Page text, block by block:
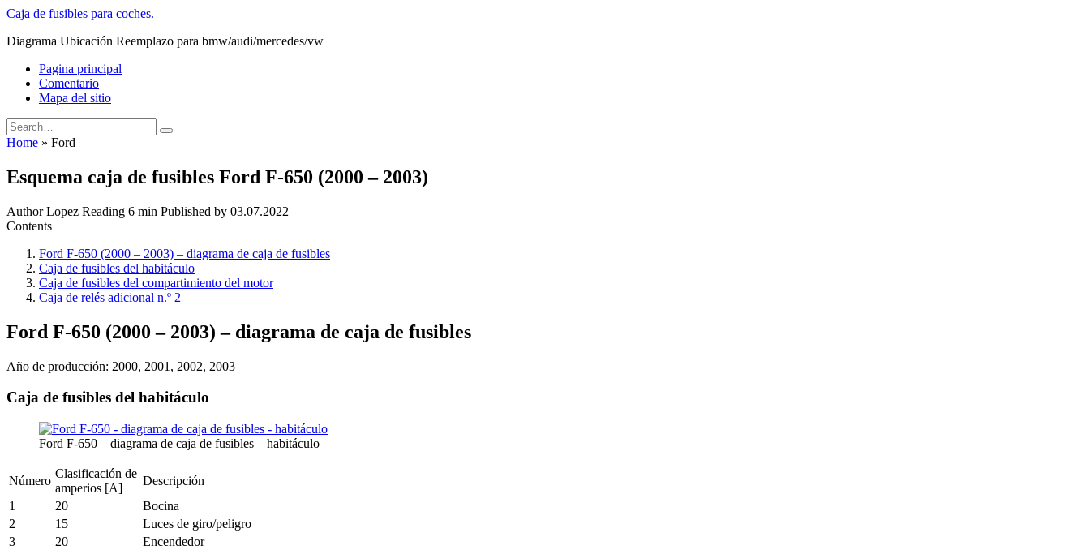
Skip
content
Caja de fusibles para coches.
Diagrama Ubicación Reemplazo para bmw/audi/mercedes/vw
Pagina principal
Comentario
Mapa del sitio
Search
for:
Home » Ford
Esquema caja de fusibles Ford F-650 (2000 – 2003)
AuthorLopez Reading 6 min Published by 03.07.2022
Contents
Ford F-650 (2000 – 2003) – diagrama de caja de fusibles
Caja de fusibles del habitáculo
Caja de fusibles del compartimiento del motor
Caja de relés adicional n.º 2
Ford F-650 (2000 – 2003) – diagrama de caja de fusibles
Año de producción: 2000, 2001, 2002, 2003
Caja de fusibles del habitáculo
Ford F-650 – diagrama de caja de fusibles – habitáculo
Número
Clasificación de
amperios [A]
Descripción
1
20
Bocina
2
15
Luces de giro/peligro
3
20
Encendedor